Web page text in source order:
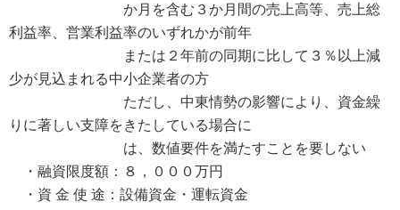
か月を含む３か月間の売上高等、売上総
利益率、営業利益率のいずれかが前年
または２年前の同期に比して３％以上減
少が見込まれる中小企業者の方
ただし、中東情勢の影響により、資金繰
りに著しい支障をきたしている場合に
は、数値要件を満たすことを要しない
・融資限度額：８，０００万円
・資 金 使 途：設備資金・運転資金